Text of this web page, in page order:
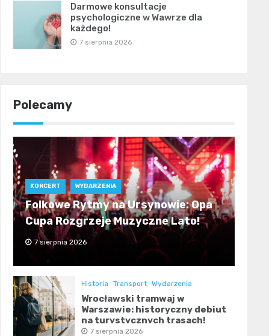
Darmowe konsultacje
psychologiczne w Wawrze dla
każdego!
7 sierpnia 2026
Polecamy
KONCERT WYDARZENIA
Folkowe Rytmy na Ursynowie: Opa
Cupa Rozgrzeje Muzyczne Lato!
7 sierpnia 2026
Historia Transport Wydarzenia
Wrocławski tramwaj w
Warszawie: historyczny debiut
na turystycznych trasach!
7 sierpnia 2026